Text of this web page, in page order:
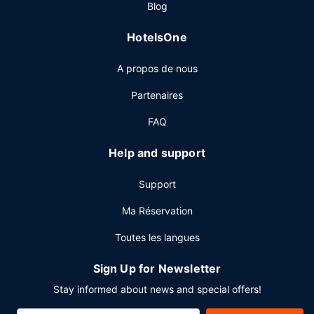
06 h 00 à 09 h 30 et le week-end de 07 h 00 à 10 h 30.
d'affaires, un service de nettoyage à sec / blanchisserie et
une réception ouverte 24 h/24. Un parking gratuit est
Blog
HotelsOne
A propos de nous
Partenaires
FAQ
Help and support
Support
Ma Réservation
Toutes les langues
Sign Up for Newsletter
Stay informed about news and special offers!